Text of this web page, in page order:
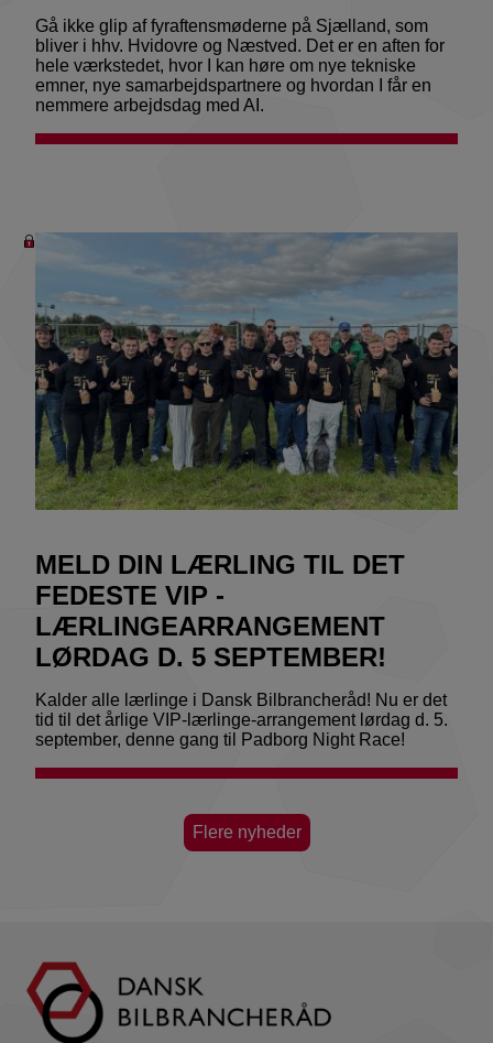
Gå ikke glip af fyraftensmøderne på Sjælland, som
bliver i hhv. Hvidovre og Næstved. Det er en aften for
hele værkstedet, hvor I kan høre om nye tekniske
emner, nye samarbejdspartnere og hvordan I får en
nemmere arbejdsdag med AI.
MELD DIN LÆRLING TIL DET
FEDESTE VIP -
LÆRLINGEARRANGEMENT
LØRDAG D. 5 SEPTEMBER!
Kalder alle lærlinge i Dansk Bilbrancheråd! Nu er det
tid til det årlige VIP-lærlinge-arrangement lørdag d. 5.
september, denne gang til Padborg Night Race!
Flere nyheder